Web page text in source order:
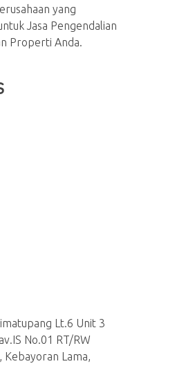
yang
Jasa Pengendalian
Properti Anda.
Lt.6 Unit 3
No.01 RT/RW
Kebayoran Lama,